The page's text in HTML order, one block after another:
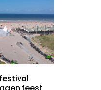
feest